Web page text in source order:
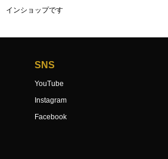
インショップです
SNS
YouTube
Instagram
Facebook